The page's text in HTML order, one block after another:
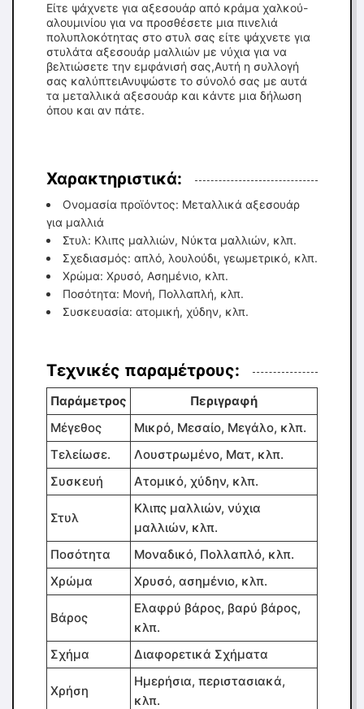
Είτε ψάχνετε για αξεσουάρ από κράμα χαλκού-
αλουμινίου για να προσθέσετε μια πινελιά
πολυπλοκότητας στο στυλ σας είτε ψάχνετε για
στυλάτα αξεσουάρ μαλλιών με νύχια για να
βελτιώσετε την εμφάνισή σας,Αυτή η συλλογή
σας καλύπτειΑνυψώστε το σύνολό σας με αυτά
τα μεταλλικά αξεσουάρ και κάντε μια δήλωση
όπου και αν πάτε.
Χαρακτηριστικά:
Ονομασία προϊόντος: Μεταλλικά αξεσουάρ
για μαλλιά
Στυλ: Κλιπς μαλλιών, Νύκτα μαλλιών, κλπ.
Σχεδιασμός: απλό, λουλούδι, γεωμετρικό, κλπ.
Χρώμα: Χρυσό, Ασημένιο, κλπ.
Ποσότητα: Μονή, Πολλαπλή, κλπ.
Συσκευασία: ατομική, χύδην, κλπ.
Τεχνικές παραμέτρους:
Παράμετρος
Περιγραφή
Μέγεθος
Μικρό, Μεσαίο, Μεγάλο, κλπ.
Τελείωσε.
Λουστρωμένο, Ματ, κλπ.
Συσκευή
Ατομικό, χύδην, κλπ.
Στυλ
Κλιπς μαλλιών, νύχια
μαλλιών, κλπ.
Ποσότητα
Μοναδικό, Πολλαπλό, κλπ.
Χρώμα
Χρυσό, ασημένιο, κλπ.
Βάρος
Ελαφρύ βάρος, βαρύ βάρος,
κλπ.
Σχήμα
Διαφορετικά Σχήματα
Χρήση
Ημερήσια, περιστασιακά,
κλπ.